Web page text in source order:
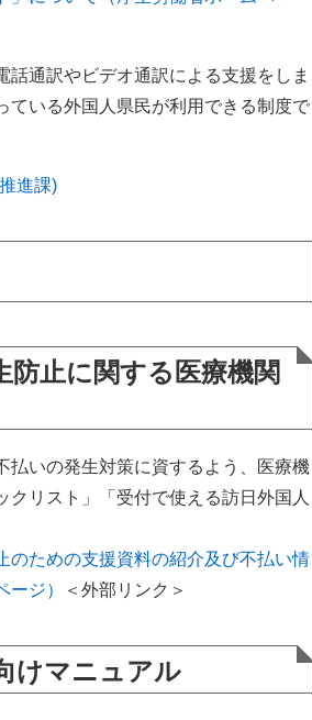
通訳やビデオ通訳による支援をしま
ている外国人県民が利用できる制度で
進課)
防止に関する医療機関
いの発生対策に資するよう、医療機
リスト」「受付で使える訪日外国人
のための支援資料の紹介及び不払い情
ジ）
＜外部リンク＞
けマニュアル